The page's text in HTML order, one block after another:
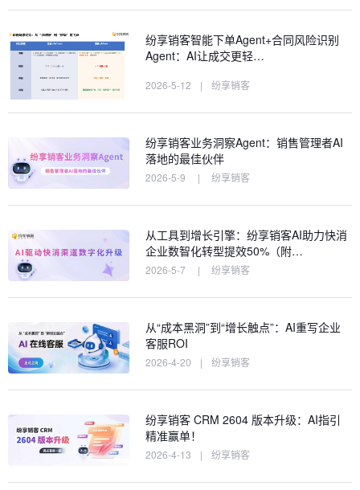
纷享销客智能下单Agent+合同风险识别
Agent：AI让成交更轻…
2026-5-12 | 纷享销客
纷享销客业务洞察Agent：销售管理者AI
落地的最佳伙伴
2026-5-9 | 纷享销客
从工具到增长引擎：纷享销客AI助力快消
企业数智化转型提效50%（附…
2026-5-7 | 纷享销客
从“成本黑洞”到“增长触点”：AI重写企业
客服ROI
2026-4-20 | 纷享销客
纷享销客 CRM 2604 版本升级：AI指引
精准赢单！
2026-4-13 | 纷享销客